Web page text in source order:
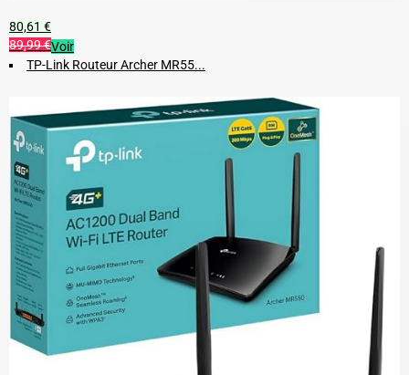
80,61 €
89,99 €Voir
TP-Link Routeur Archer MR55...